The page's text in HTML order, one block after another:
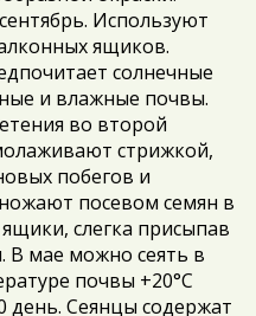
Используют
ящиков.
солнечные
и влажные почвы.
во второй
стрижкой,
побегов и
посевом семян в
слегка присыпав
В мае можно сеять в
почвы +20°С
день. Сеянцы содержат